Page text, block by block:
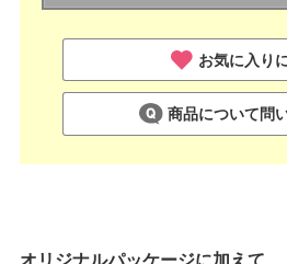
お気に入り
商品について問